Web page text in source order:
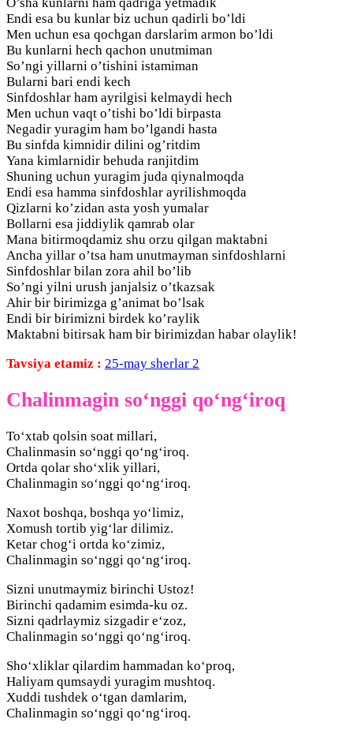
Endi esa bu kunlar biz uchun qadirli bo’ldi
Men uchun esa qochgan darslarim armon bo’ldi
Bu kunlarni hech qachon unutmiman
So’ngi yillarni o’tishini istamiman
Bularni bari endi kech
Sinfdoshlar ham ayrilgisi kelmaydi hech
Men uchun vaqt o’tishi bo’ldi birpasta
Negadir yuragim ham bo’lgandi hasta
Bu sinfda kimnidir dilini og’ritdim
Yana kimlarnidir behuda ranjitdim
Shuning uchun yuragim juda qiynalmoqda
Endi esa hamma sinfdoshlar ayrilishmoqda
Qizlarni ko’zidan asta yosh yumalar
Bollarni esa jiddiylik qamrab olar
Mana bitirmoqdamiz shu orzu qilgan maktabni
Ancha yillar o’tsa ham unutmayman sinfdoshlarni
Sinfdoshlar bilan zora ahil bo’lib
So’ngi yilni urush janjalsiz o’tkazsak
Ahir bir birimizga g’animat bo’lsak
Endi bir birimizni birdek ko’raylik
Maktabni bitirsak ham bir birimizdan habar olaylik!
Tavsiya etamiz : 25-may sherlar 2
Chalinmagin so‘nggi qo‘ng‘iroq
To‘xtab qolsin soat millari,
Chalinmasin so‘nggi qo‘ng‘iroq.
Ortda qolar sho‘xlik yillari,
Chalinmagin so‘nggi qo‘ng‘iroq.
Naxot boshqa, boshqa yo‘limiz,
Xomush tortib yig‘lar dilimiz.
Ketar chog‘i ortda ko‘zimiz,
Chalinmagin so‘nggi qo‘ng‘iroq.
Sizni unutmaymiz birinchi Ustoz!
Birinchi qadamim esimda-ku oz.
Sizni qadrlaymiz sizgadir e‘zoz,
Chalinmagin so‘nggi qo‘ng‘iroq.
Sho‘xliklar qilardim hammadan ko‘proq,
Haliyam qumsaydi yuragim mushtoq.
Xuddi tushdek o‘tgan damlarim,
Chalinmagin so‘nggi qo‘ng‘iroq.